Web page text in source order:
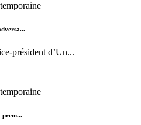
président d’Un...
prem...